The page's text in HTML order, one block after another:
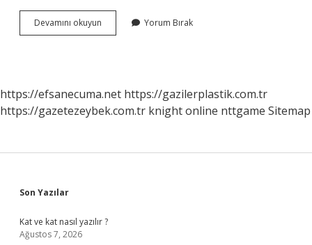
Devamını okuyun Adrenalin
Insana
Yorum Bırak
https://efsanecuma.net https://gazilerplastik.com.tr
https://gazetezeybek.com.tr knight online nttgame Sitemap
Sidebar
Son Yazılar
Kat ve kat nasıl yazılır ?
Ağustos 7, 2026